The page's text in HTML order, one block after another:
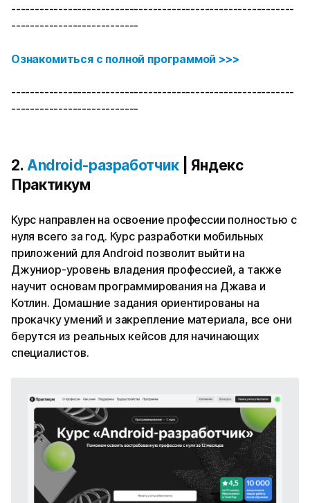
------------------------------------------------------------
---------------------------
Ознакомиться с полной программой >>>
------------------------------------------------------------
---------------------------
2. Android-разработчик| Яндекс
Практикум
Курс направлен на освоение профессии полностью с
нуля всего за год. Курс разработки мобильных
приложений для Android позволит выйти на
Джуниор-уровень владения профессией, а также
научит основам программирования на Джава и
Котлин. Домашние задания ориентированы на
прокачку умений и закрепление материала, все они
берутся из реальных кейсов для начинающих
специалистов.